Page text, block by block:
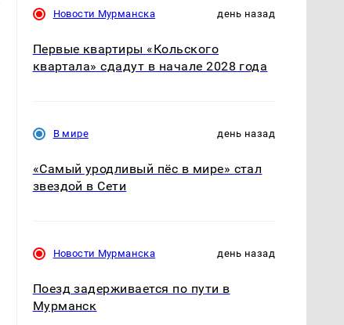
Новости Мурманска день назад
Первые квартиры «Кольского
квартала» сдадут в начале 2028 года
В мире день назад
«Самый уродливый пёс в мире» стал
звездой в Сети
Новости Мурманска день назад
Поезд задерживается по пути в
Мурманск